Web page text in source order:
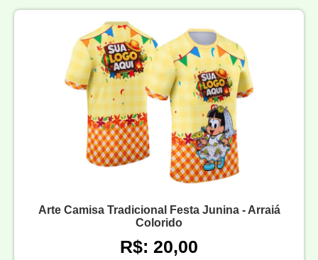
Arte Camisa Tradicional Festa Junina - Arraiá
Colorido
R$: 20,00